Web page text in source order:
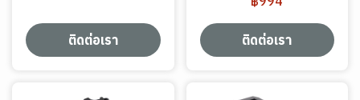
ติดต่อเรา ติดต่อเรา